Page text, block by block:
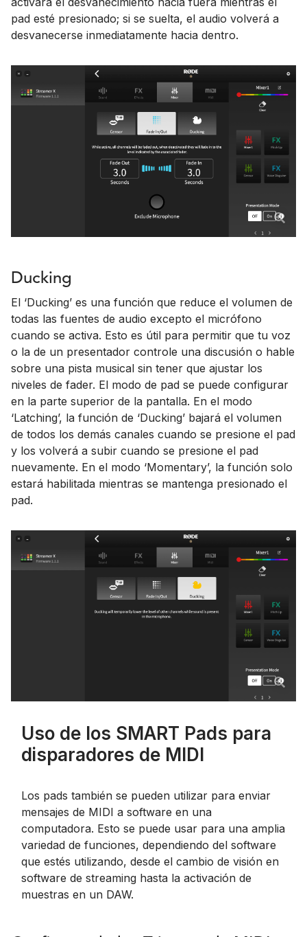
pad esté presionado; si se suelta, el audio volverá a
desvanecerse inmediatamente hacia dentro.
Ducking
El ‘Ducking’ es una función que reduce el volumen de
todas las fuentes de audio excepto el micrófono
cuando se activa. Esto es útil para permitir que tu voz
o la de un presentador controle una discusión o hable
sobre una pista musical sin tener que ajustar los
niveles de fader. El modo de pad se puede configurar
en la parte superior de la pantalla. En el modo
‘Latching’, la función de ‘Ducking’ bajará el volumen
de todos los demás canales cuando se presione el pad
y los volverá a subir cuando se presione el pad
nuevamente. En el modo ‘Momentary’, la función solo
estará habilitada mientras se mantenga presionado el
pad.
Uso de los SMART Pads para
disparadores de MIDI
Los pads también se pueden utilizar para enviar
mensajes de MIDI a software en una
computadora. Esto se puede usar para una amplia
variedad de funciones, dependiendo del software
que estés utilizando, desde el cambio de visión en
software de streaming hasta la activación de
muestras en un DAW.